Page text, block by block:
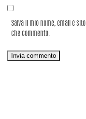
Salva il mio nome, email e
che commento.